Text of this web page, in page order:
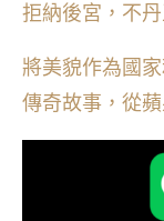
拒納後宮，不
將美貌作為國
傳奇故事，從